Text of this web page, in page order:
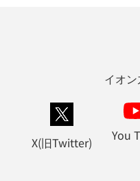
イオ
X(旧Twitter) You